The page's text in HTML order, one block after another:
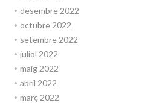
desembre 2022
octubre 2022
setembre 2022
juliol 2022
maig 2022
abril 2022
març 2022